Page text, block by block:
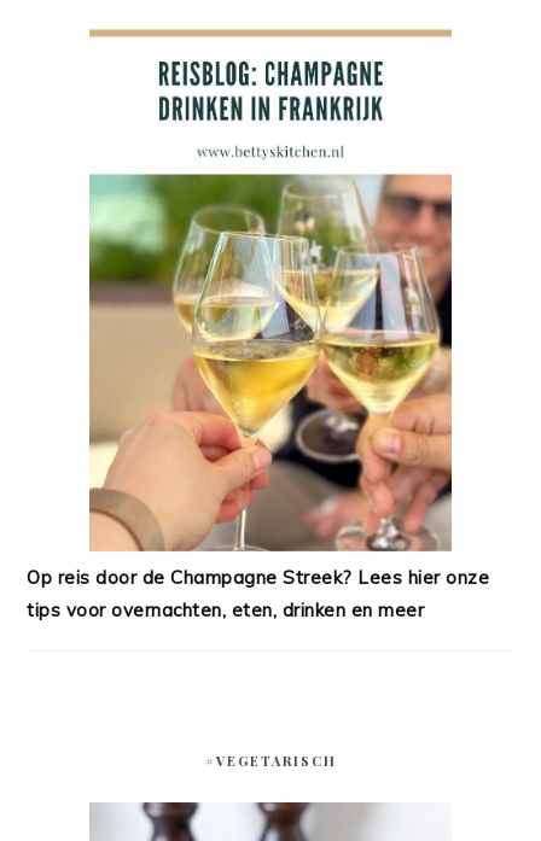
Op reis door de Champagne Streek? Lees hier onze
tips voor overnachten, eten, drinken en meer
#VEGETARISCH